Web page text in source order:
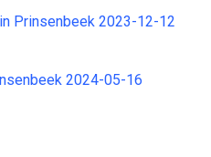
Prinsenbeek 2023-12-12
2024-05-16